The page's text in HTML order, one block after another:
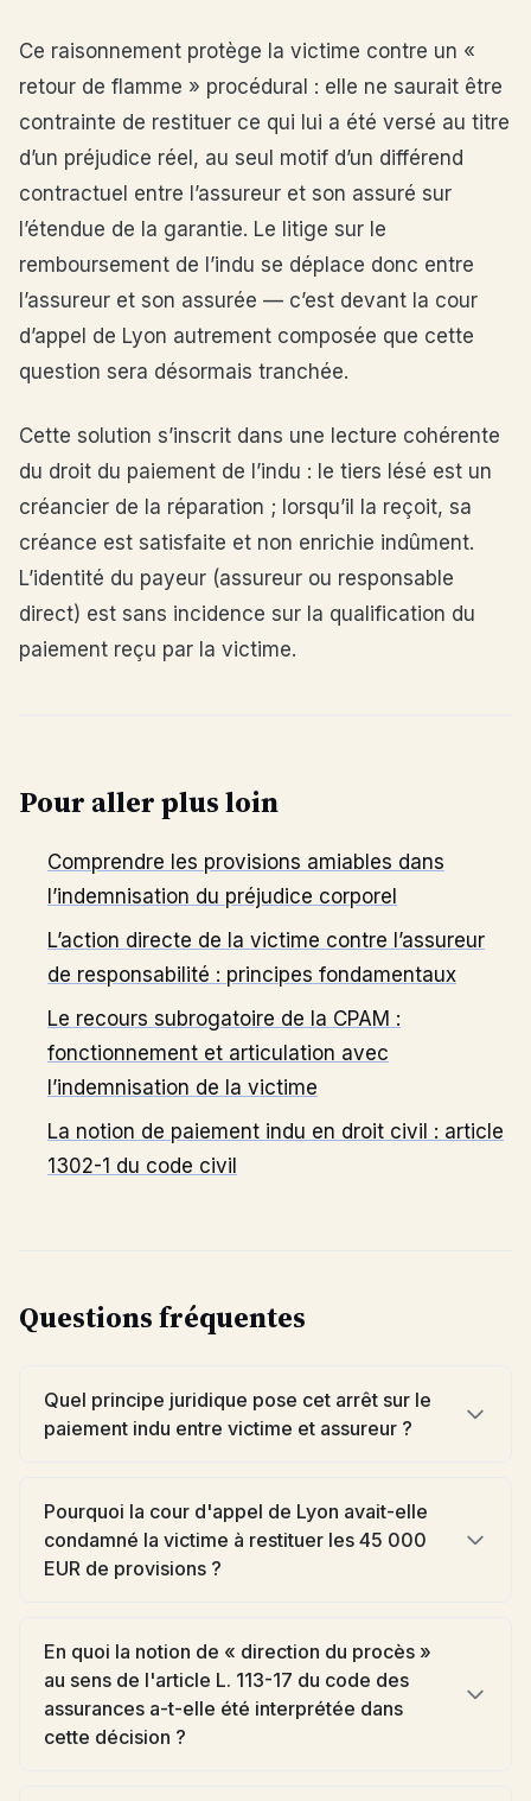
Ce raisonnement protège la victime contre un «
retour de flamme » procédural : elle ne saurait être
contrainte de restituer ce qui lui a été versé au titre
d’un préjudice réel, au seul motif d’un différend
contractuel entre l’assureur et son assuré sur
l’étendue de la garantie. Le litige sur le
remboursement de l’indu se déplace donc entre
l’assureur et son assurée — c’est devant la cour
d’appel de Lyon autrement composée que cette
question sera désormais tranchée.
Cette solution s’inscrit dans une lecture cohérente
du droit du paiement de l’indu : le tiers lésé est un
créancier de la réparation ; lorsqu’il la reçoit, sa
créance est satisfaite et non enrichie indûment.
L’identité du payeur (assureur ou responsable
direct) est sans incidence sur la qualification du
paiement reçu par la victime.
Pour aller plus loin
Comprendre les provisions amiables dans
l’indemnisation du préjudice corporel
L’action directe de la victime contre l’assureur
de responsabilité : principes fondamentaux
Le recours subrogatoire de la CPAM :
fonctionnement et articulation avec
l’indemnisation de la victime
La notion de paiement indu en droit civil : article
1302-1 du code civil
Questions fréquentes
Quel principe juridique pose cet arrêt sur le
paiement indu entre victime et assureur ?
Pourquoi la cour d'appel de Lyon avait-elle
condamné la victime à restituer les 45 000
EUR de provisions ?
En quoi la notion de « direction du procès »
au sens de l'article L. 113-17 du code des
assurances a-t-elle été interprétée dans
cette décision ?